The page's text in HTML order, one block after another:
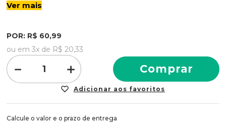
Ver mais
POR: R$ 60,99
ou em 3x de R$ 20,33
＋
－ Comprar